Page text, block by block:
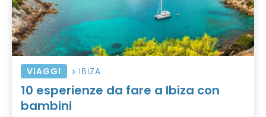
VIAGGI IBIZA
10 esperienze da fare a Ibiza con
bambini